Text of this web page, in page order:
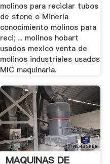
molinos para reciclar tubos
de stone o Minería
conocimiento molinos para
reci; ... molinos hobart
usados mexico venta de
molinos industriales usados
MIC maquinaria.
MAQUINAS DE